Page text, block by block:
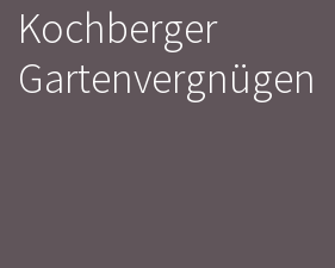
Kochberger
Gartenvergnügen